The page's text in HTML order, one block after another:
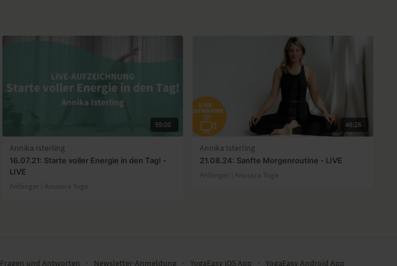
59:00
Annika Isterling
16.07.21: Starte voller Energie in den Tag! -
LIVE
Anfänger | Anusara Yoga
46:26
Annika Isterling
21.08.24: Sanfte Morgenroutine - LIVE
Anfänger | Anusara Yoga
Fragen und Antworten ∙ Newsletter-Anmeldung ∙ YogaEasy iOS App ∙ YogaEasy Android App